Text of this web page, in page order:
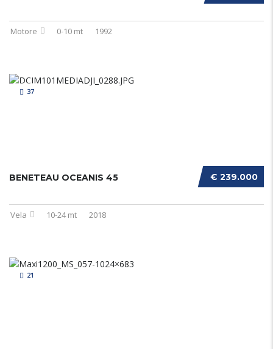
Motore 0-10 mt 1992
37
€ 239.000
BENETEAU OCEANIS 45
Vela 10-24 mt 2018
21